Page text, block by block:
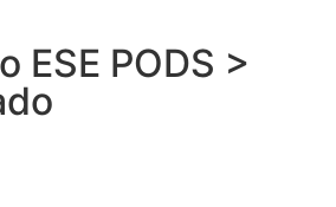
ESE PODS >